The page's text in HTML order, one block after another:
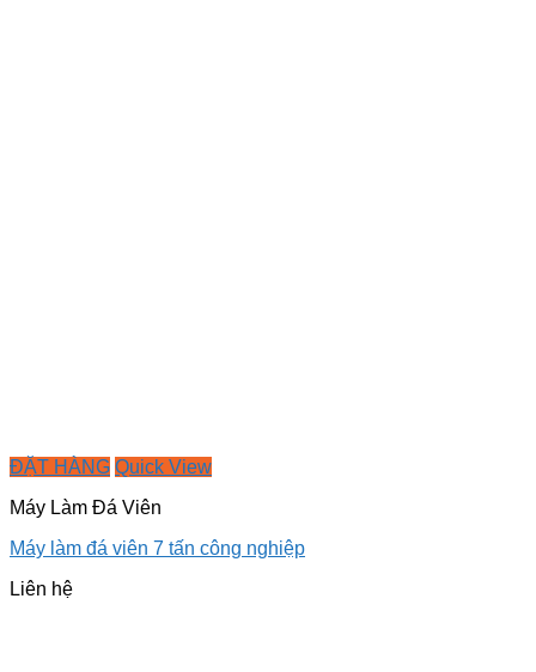
ĐẶT HÀNG Quick View
Máy Làm Đá Viên
Máy làm đá viên 7 tấn công nghiệp
Liên hệ